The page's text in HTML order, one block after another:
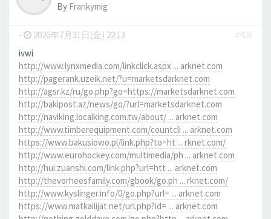
By Frankymig
- 2026年7月31日(金) 22:13
#426
ivwi
http://www.lynxmedia.com/linkclick.aspx ... arknet.com
http://pagerank.uzeik.net/?u=marketsdarknet.com
http://agsr.kz/ru/go.php?go=https://marketsdarknet.com
http://bakipost.az/news/go/?url=marketsdarknet.com
http://naviking.localking.com.tw/about/ ... arknet.com
http://www.timberequipment.com/countcli ... arknet.com
https://www.bakusiowo.pl/link.php?to=ht ... rknet.com/
http://www.eurohockey.com/multimedia/ph ... arknet.com
http://hui.zuanshi.com/link.php?url=htt ... arknet.com
http://thevorheesfamily.com/gbook/go.ph ... rknet.com/
http://www.kyslinger.info/0/go.php?url= ... arknet.com
https://www.matkailijat.net/url.php?id= ... arknet.com